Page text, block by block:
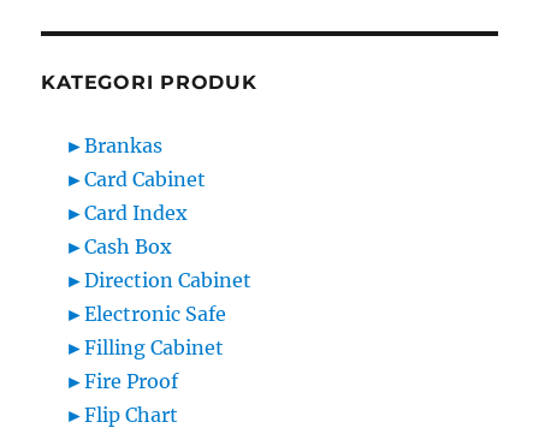
KATEGORI PRODUK
►Brankas
►Card Cabinet
►Card Index
►Cash Box
►Direction Cabinet
►Electronic Safe
►Filling Cabinet
►Fire Proof
►Flip Chart